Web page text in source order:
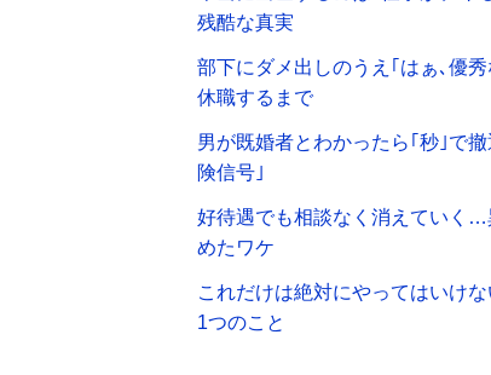
残酷な真実
部下にダメ出しのうえ｢はぁ､優
休職するまで
男が既婚者とわかったら｢秒｣で
険信号｣
好待遇でも相談なく消えていく
めたワケ
これだけは絶対にやってはいけ
1つのこと